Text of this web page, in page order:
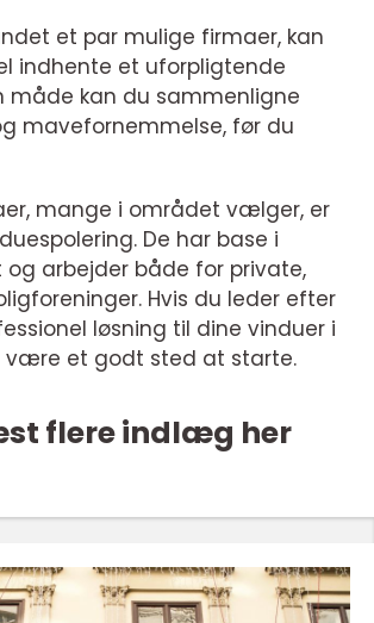
et par mulige firmaer, kan
indhente et uforpligtende
måde kan du sammenligne
mavefornemmelse, før du
mange i området vælger, er
De har base i
arbejder både for private,
Hvis du leder efter
løsning til dine vinduer i
være et godt sted at starte.
flere indlæg her